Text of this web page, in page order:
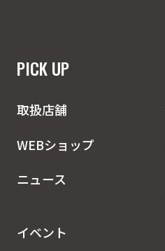
PICK UP
取扱店舗
WEBショップ
ニュース
イベント